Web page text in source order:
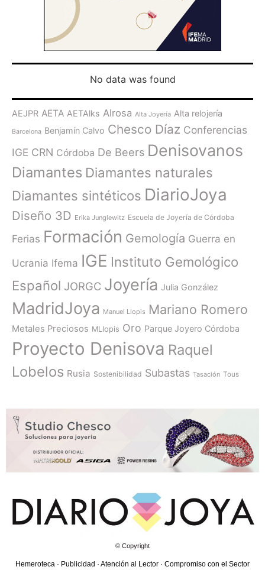
No data was found
AEJPR AETA AETAlks Alrosa Alta Joyería Alta relojería
Barcelona Benjamín Calvo Chesco Díaz Conferencias
IGE CRN Córdoba De Beers Denisovanos
Diamantes Diamantes naturales
Diamantes sintéticos DiarioJoya
Diseño 3D Erika Junglewitz Escuela de Joyería de Córdoba
Ferias Formación Gemología Guerra en
Ucrania Ifema IGE Instituto Gemológico
Español JORGC Joyería Julia González
MadridJoya Manuel Llopis Mariano Romero
Metales Preciosos MLlopis Oro Parque Joyero Córdoba
Proyecto Denisova Raquel
Lobelos Rusia Sostenibilidad Subastas Tasación Tous
© Copyright
Hemeroteca · Publicidad · Atención al Lector · Compromiso con el Sector